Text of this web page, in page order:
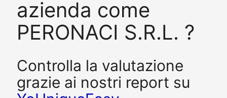
azienda come
PERONACI S.R.L. ?
Controlla la valutazione
grazie ai nostri report su